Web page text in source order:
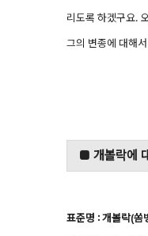
리도록 하겠구요.
그의 변종에 대해
■ 개볼락에
표준명 : 개볼락(쏨